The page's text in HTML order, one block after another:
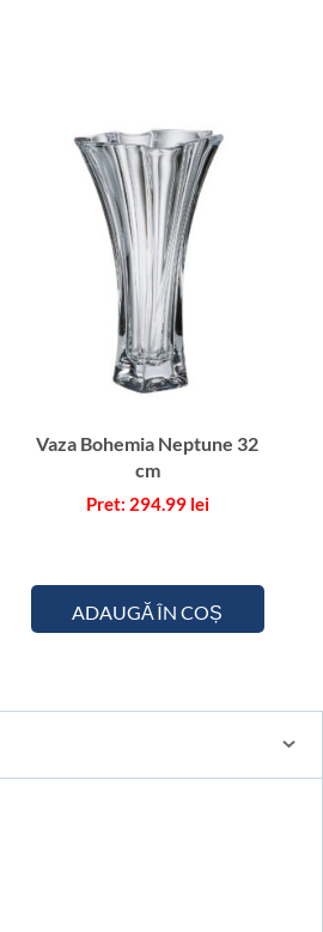
Vaza Bohemia Neptune 32
cm
294.99 lei
ADAUGĂ ÎN COȘ